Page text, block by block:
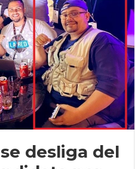
desliga del